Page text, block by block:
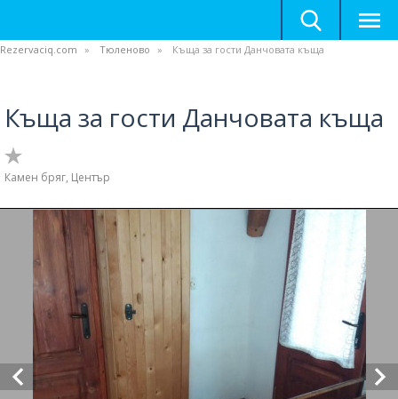
Rezervaciq.com Тюленово Къща за гости Данчовата къща
Къща за гости Данчовата къща
Камен бряг, Център